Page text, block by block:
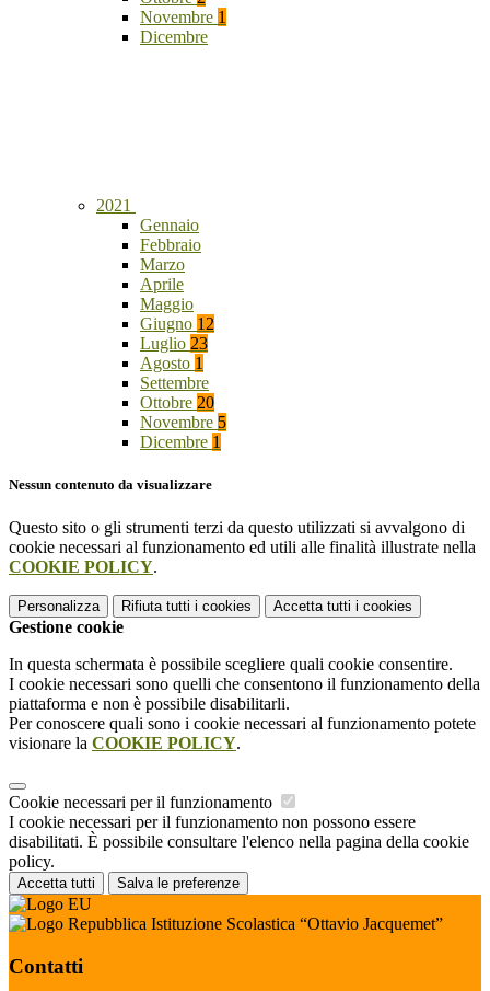
Novembre 1
Dicembre
2021
Gennaio
Febbraio
Marzo
Aprile
Maggio
Giugno 12
Luglio 23
Agosto 1
Settembre
Ottobre 20
Novembre 5
Dicembre 1
Nessun contenuto da visualizzare
Questo sito o gli strumenti terzi da questo utilizzati si avvalgono di
cookie necessari al funzionamento ed utili alle finalità illustrate nella
COOKIE POLICY.
Personalizza Rifiuta tutti i cookies Accetta tutti i cookies
Gestione cookie
In questa schermata è possibile scegliere quali cookie consentire.
I cookie necessari sono quelli che consentono il funzionamento della
piattaforma e non è possibile disabilitarli.
Per conoscere quali sono i cookie necessari al funzionamento potete
visionare la COOKIE POLICY.
Cookie necessari per il funzionamento
I cookie necessari per il funzionamento non possono essere
disabilitati. È possibile consultare l'elenco nella pagina della cookie
policy.
Accetta tutti Salva le preferenze
Istituzione Scolastica “Ottavio Jacquemet”
Contatti